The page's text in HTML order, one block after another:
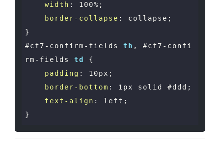
width : 100% ;
border-collapse : collapse;
#cf7-confirm-fields
th , #cf7-confi
rm-fields
td
{
padding : 10px ;
border-bottom : 1px solid #ddd ;
text-align : left;